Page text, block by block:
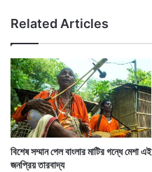
,
ছে
লে
,
শা
শু
ড়ি
Related Articles
বিশেষ সম্মান পেল বাংলার মাটির গন্ধে মেশা এই
জনপ্রিয় তারবাদ্য